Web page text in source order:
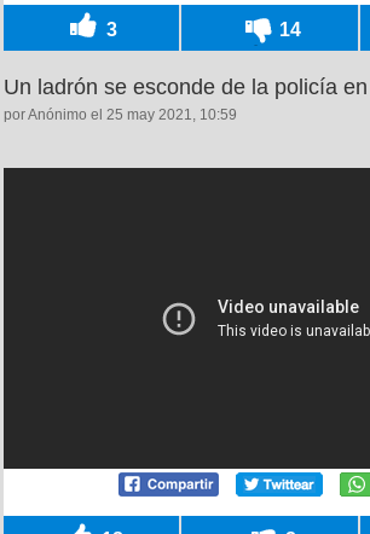
3 14
Un ladrón se esconde de la policía
por Anónimo el 25 may 2021, 10:59